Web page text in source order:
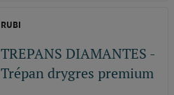
RUBI
TREPANS DIAMANTES -
Trépan drygres premium